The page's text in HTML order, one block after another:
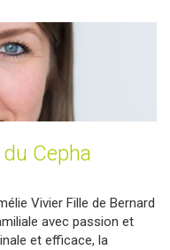
Vivier
pour
recruter
des
talents."
Cepha
Vivier Fille de Bernard
avec passion et
et efficace, la